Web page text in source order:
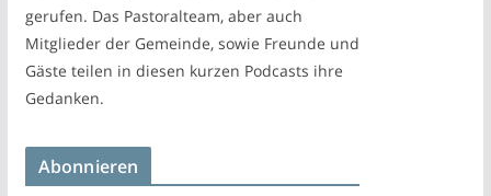
gerufen. Das Pastoralteam, aber auch
Mitglieder der Gemeinde, sowie Freunde und
Gäste teilen in diesen kurzen Podcasts ihre
Gedanken.
Abonnieren